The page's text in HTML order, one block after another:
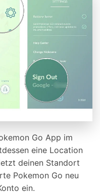
Go App im
eine Location
deinen Standort
Pokemon Go neu
ein.